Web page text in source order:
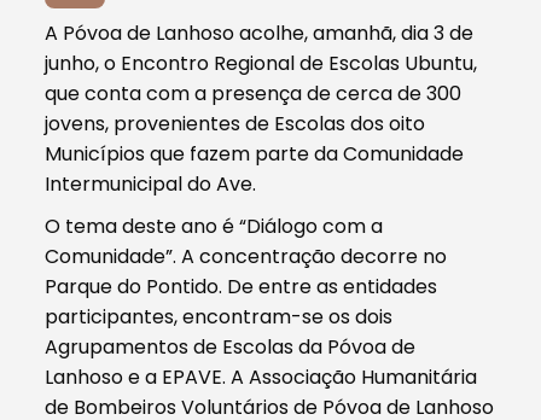
A Póvoa de Lanhoso acolhe, amanhã, dia 3 de
junho, o Encontro Regional de Escolas Ubuntu,
que conta com a presença de cerca de 300
jovens, provenientes de Escolas dos oito
Municípios que fazem parte da Comunidade
Intermunicipal do Ave.
O tema deste ano é “Diálogo com a
Comunidade”. A concentração decorre no
Parque do Pontido. De entre as entidades
participantes, encontram-se os dois
Agrupamentos de Escolas da Póvoa de
Lanhoso e a EPAVE. A Associação Humanitária
de Bombeiros Voluntários de Póvoa de Lanhoso